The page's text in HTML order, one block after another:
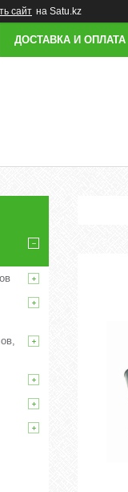
сайт на Satu.kz
ДОСТАВКА И ОПЛАТА